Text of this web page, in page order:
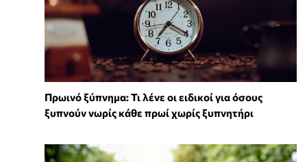
Πρωινό ξύπνημα: Τι λένε οι ειδικοί για όσους
ξυπνούν νωρίς κάθε πρωί χωρίς ξυπνητήρι